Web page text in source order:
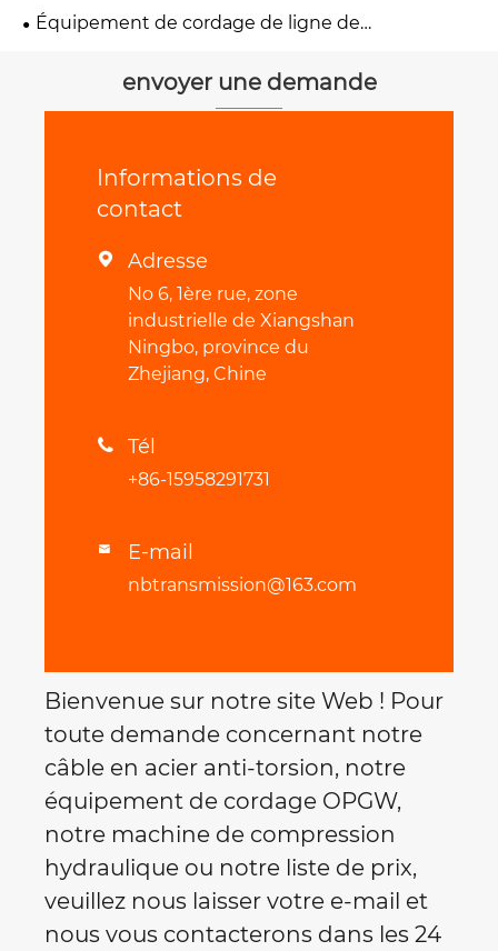
Équipement de cordage de ligne de
envoyer une demande
Informations de
contact
 Adresse
No 6, 1ère rue, zone
industrielle de Xiangshan
Ningbo, province du
Zhejiang, Chine
 Tél
+86-15958291731
 E-mail
nbtransmission@163.com
Bienvenue sur notre site Web ! Pour
toute demande concernant notre
câble en acier anti-torsion, notre
équipement de cordage OPGW,
notre machine de compression
hydraulique ou notre liste de prix,
veuillez nous laisser votre e-mail et
nous vous contacterons dans les 24